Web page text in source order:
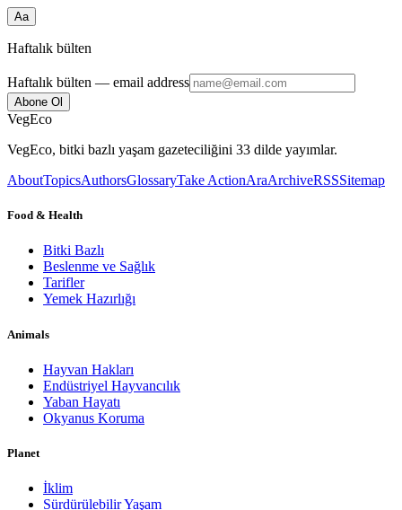
Aa
Haftalık bülten
Haftalık bülten — email address
Abone Ol
VegEco
VegEco, bitki bazlı yaşam gazeteciliğini 33 dilde yayımlar.
AboutTopicsAuthorsGlossaryTake ActionAraArchiveRSSSitemap
Food & Health
Bitki Bazlı
Beslenme ve Sağlık
Tarifler
Yemek Hazırlığı
Animals
Hayvan Hakları
Endüstriyel Hayvancılık
Yaban Hayatı
Okyanus Koruma
Planet
İklim
Sürdürülebilir Yaşam